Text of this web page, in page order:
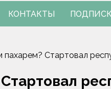
КОНТАКТЫ
пахарем? Стартовал